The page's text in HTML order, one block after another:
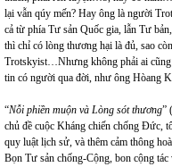
lại vẫn qúy mến? Hay ông là người
cả từ phía Tư sản Quốc gia, lẫn Tư
thì chỉ có lòng thương hại là đủ, sao
Trotskyist…Nhưng không phải ai
tin có người qua đời, như ông Hòang
“Nỗi phiền muộn và Lòng sót thương”
chủ đề cuộc Kháng chiến chống Đức,
quy luật lịch sử, và thêm cảm thông
Bọn Tư sản chống-Cộng, bon cộng